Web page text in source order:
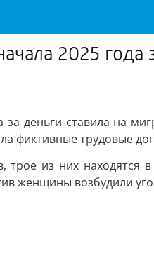
2025 года
деньги ставила на
фиктивные трудовые
из них находятся
женщины возбудили